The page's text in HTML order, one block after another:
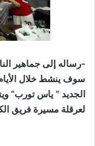
-رساله إلى جماهير
سوف ينشط خلال الأيام
الجديد ” ياس تورب”
لعرقلة مسيرة فريق